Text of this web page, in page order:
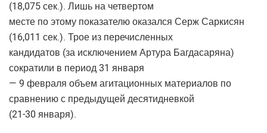
(18,075 сек.). Лишь на четвертом
месте по этому показателю оказался Серж Саркисян
(16,011 сек.). Трое из перечисленных
кандидатов (за исключением Артура Багдасаряна)
сократили в период 31 января
— 9 февраля объем агитационных материалов по
сравнению с предыдущей десятидневкой
(21-30 января).